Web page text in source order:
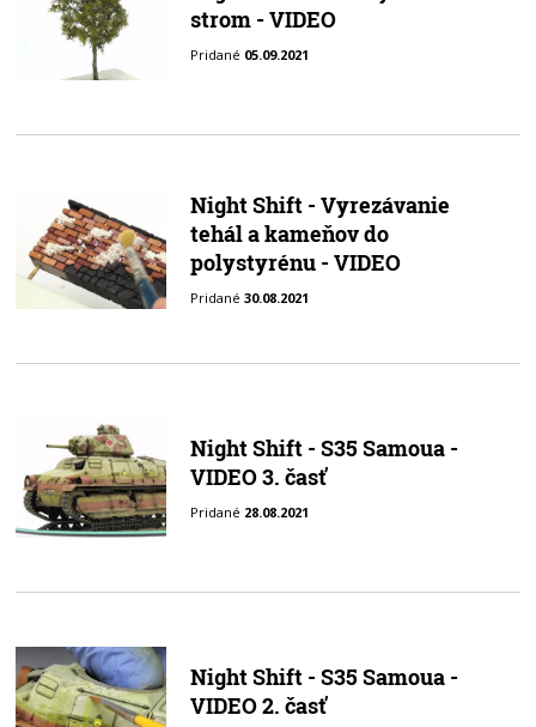
strom - VIDEO
Pridané 05.09.2021
Night Shift - Vyrezávanie
tehál a kameňov do
polystyrénu - VIDEO
Pridané30.08.2021
Night Shift - S35 Samoua -
VIDEO 3. časť
Pridané 28.08.2021
Night Shift - S35 Samoua -
VIDEO 2. časť